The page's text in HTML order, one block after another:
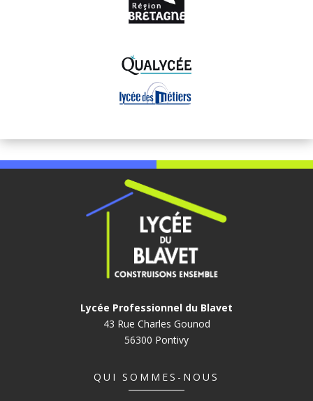
Lycée Professionnel du Blavet
43 Rue Charles Gounod
56300 Pontivy
QUI SOMMES-NOUS